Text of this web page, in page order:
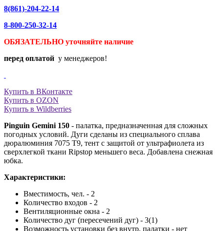
8(861)-204-22-14
8-800-250-32-14
ОБЯЗАТЕЛЬНО уточняйте наличие
перед оплатой у менеджеров!
Купить в ВКонтакте
Купить в OZON
Купить в Wildberries
Pinguin Gemini 150 - палаткa, предназначенная для сложных
погодных условий. Дуги сделаны из специального сплава
дюралюминия 7075 T9, тент с защитой от ультрафиолета из
сверхлегкой ткани Ripstop меньшего веса. Добавлена снежная
юбка.
Характеристики:
Вместимость, чел. - 2
Количество входов - 2
Вентиляционные окнa - 2
Количество дуг (пересечений дуг) - 3(1)
Возможность установки без внутр. палатки - нет